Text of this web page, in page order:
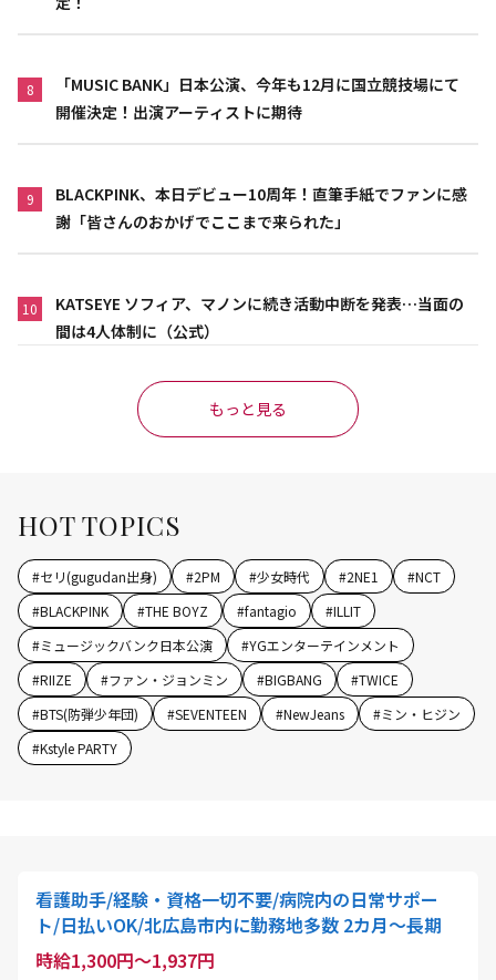
8
「MUSIC BANK」日本公演、今年も12月に国立競技場にて
開催決定！出演アーティストに期待
9
BLACKPINK、本日デビュー10周年！直筆手紙でファンに感
謝「皆さんのおかげでここまで来られた」
10
KATSEYE ソフィア、マノンに続き活動中断を発表…当面の
間は4人体制に（公式）
もっと見る
HOT TOPICS
#セリ(gugudan出身) #2PM #少女時代 #2NE1 #NCT
#BLACKPINK #THE BOYZ #fantagio #ILLIT
#ミュージックバンク日本公演 #YGエンターテインメント
#RIIZE #ファン・ジョンミン #BIGBANG #TWICE
#BTS(防弾少年団) #SEVENTEEN #NewJeans #ミン・ヒジン
#Kstyle PARTY
看護助手/経験・資格一切不要/病院内の日常サポー
ト/日払いOK/北広島市内に勤務地多数 2カ月～長期
時給1,300円～1,937円